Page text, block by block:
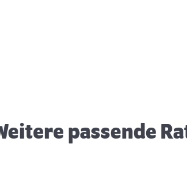
passende